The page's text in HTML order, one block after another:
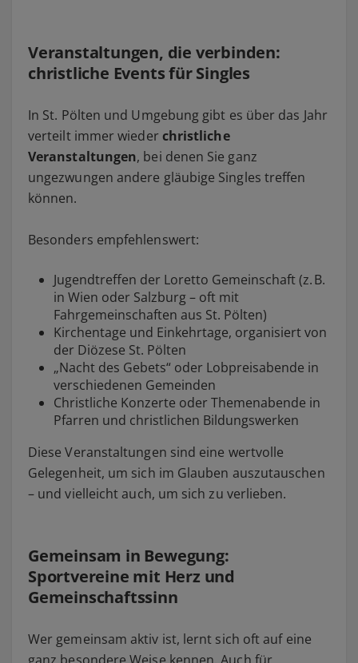
Veranstaltungen, die verbinden:
christliche Events für Singles
In St. Pölten und Umgebung gibt es über das Jahr
verteilt immer wieder christliche
Veranstaltungen, bei denen Sie ganz
ungezwungen andere gläubige Singles treffen
können.
Besonders empfehlenswert:
Jugendtreffen der Loretto Gemeinschaft (z. B.
in Wien oder Salzburg – oft mit
Fahrgemeinschaften aus St. Pölten)
Kirchentage und Einkehrtage, organisiert von
der Diözese St. Pölten
„Nacht des Gebets“ oder Lobpreisabende in
verschiedenen Gemeinden
Christliche Konzerte oder Themenabende in
Pfarren und christlichen Bildungswerken
Diese Veranstaltungen sind eine wertvolle
Gelegenheit, um sich im Glauben auszutauschen
– und vielleicht auch, um sich zu verlieben.
Gemeinsam in Bewegung:
Sportvereine mit Herz und
Gemeinschaftssinn
Wer gemeinsam aktiv ist, lernt sich oft auf eine